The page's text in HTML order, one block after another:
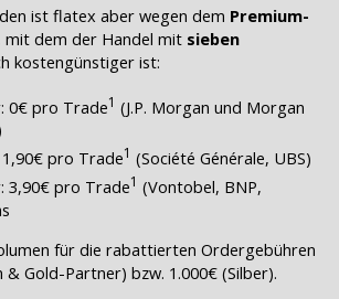
ist flatex aber wegen dem Premium-
mit dem der Handel mit sieben
kostengünstiger ist:
0€ pro Trade1 (J.P. Morgan und Morgan
pro Trade1 (Société Générale, UBS)
3,90€ pro Trade1 (Vontobel, BNP,
für die rabattierten Ordergebühren
Gold-Partner) bzw. 1.000€ (Silber).